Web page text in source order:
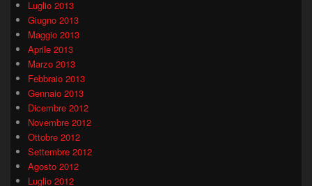
Luglio 2013
Giugno 2013
Maggio 2013
Aprile 2013
Marzo 2013
Febbraio 2013
Gennaio 2013
Dicembre 2012
Novembre 2012
Ottobre 2012
Settembre 2012
Agosto 2012
Luglio 2012